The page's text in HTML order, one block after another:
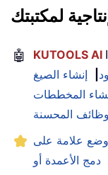
لمكتبتك
🤖
إنشاء الصيغ
المخططات
المحسنة
وضع علامة على
دمج الأعمدة أو